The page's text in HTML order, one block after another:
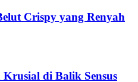
Crispy yang Renyah
di Balik Sensus